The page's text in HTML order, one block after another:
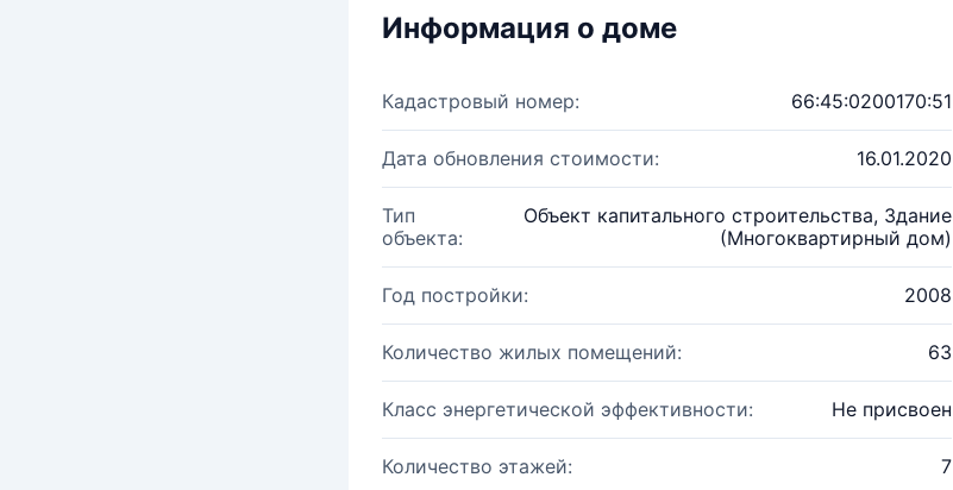
Информация о доме
Кадастровый номер: 66:45:0200170:51
Дата обновления стоимости: 16.01.2020
Тип
объекта:
Объект капитального строительства, Здание
(Многоквартирный дом)
Год постройки: 2008
Количество жилых помещений: 63
Класс энергетической эффективности: Не присвоен
Количество этажей: 7